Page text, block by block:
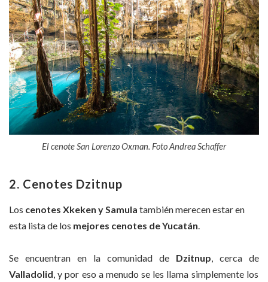
El cenote San Lorenzo Oxman. Foto Andrea Schaffer
2. Cenotes Dzitnup
Los cenotes Xkeken y Samula también merecen estar en
esta lista de los mejores cenotes de Yucatán.
Se encuentran en la comunidad de Dzitnup, cerca de
Valladolid, y por eso a menudo se les llama simplemente los